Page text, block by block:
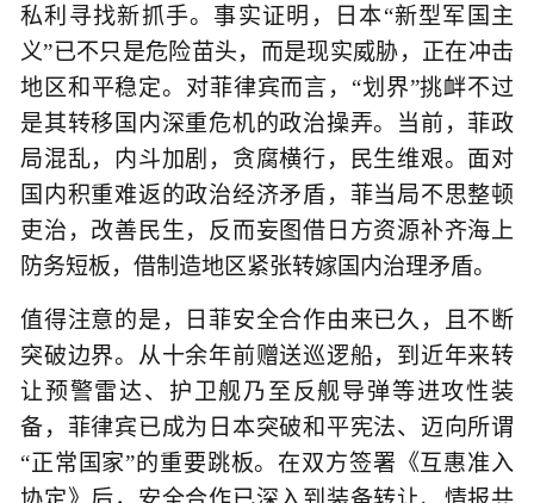
私利寻找新抓手。事实证明，日本“新型军国主
义”已不只是危险苗头，而是现实威胁，正在冲击
地区和平稳定。对菲律宾而言，“划界”挑衅不过
是其转移国内深重危机的政治操弄。当前，菲政
局混乱，内斗加剧，贪腐横行，民生维艰。面对
国内积重难返的政治经济矛盾，菲当局不思整顿
吏治，改善民生，反而妄图借日方资源补齐海上
防务短板，借制造地区紧张转嫁国内治理矛盾。
值得注意的是，日菲安全合作由来已久，且不断
突破边界。从十余年前赠送巡逻船，到近年来转
让预警雷达、护卫舰乃至反舰导弹等进攻性装
备，菲律宾已成为日本突破和平宪法、迈向所谓
“正常国家”的重要跳板。在双方签署《互惠准入